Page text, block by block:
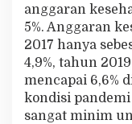
anggaran
5%. Anggaran
2017 hanya
4,9%, tahun
mencapai 6,6%
kondisi
sangat minim